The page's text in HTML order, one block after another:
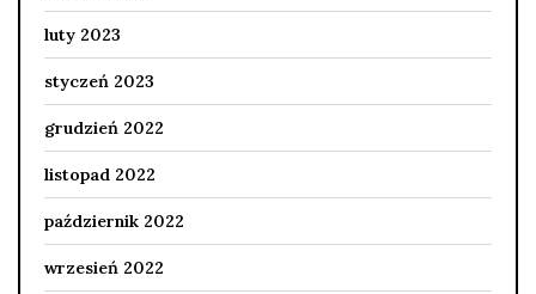
luty 2023
styczeń 2023
grudzień 2022
listopad 2022
październik 2022
wrzesień 2022